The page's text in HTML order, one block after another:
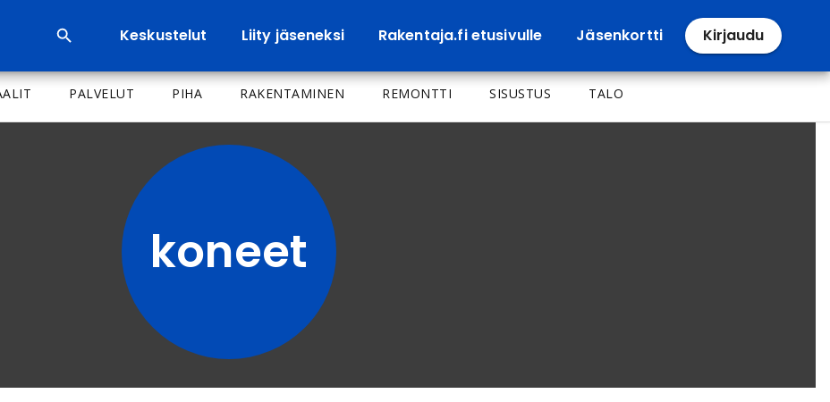
Keskustelut Liity jäseneksi Rakentaja.fi etusivulle Jäsenkortti Kirjaudu
PALVELUT PIHA RAKENTAMINEN REMONTTI SISUSTUS TALO
koneet